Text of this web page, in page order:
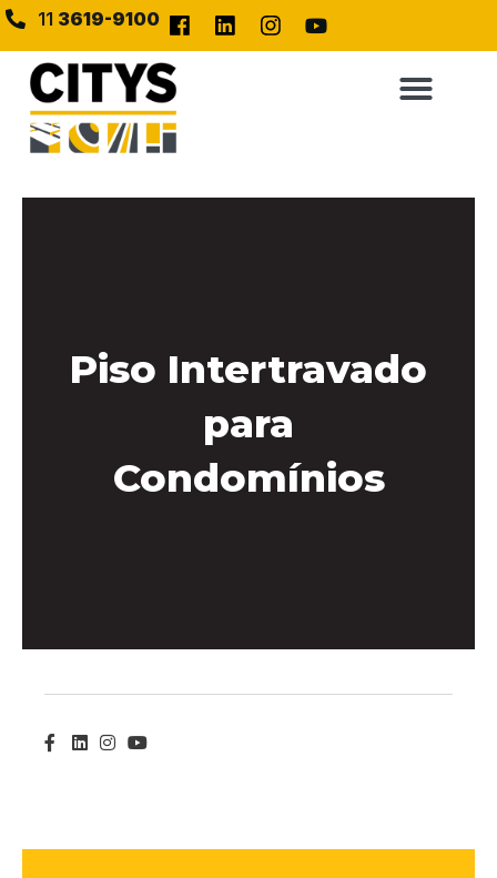
11 3619-9100
Piso Intertravado
para
Condomínios